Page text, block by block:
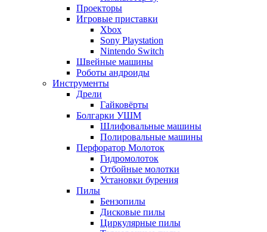
Проекторы
Игровые приставки
Xbox
Sony Playstation
Nintendo Switch
Швейные машины
Роботы андроиды
Инструменты
Дрели
Гайковёрты
Болгарки УШМ
Шлифовальные машины
Полировальные машины
Перфоратор Молоток
Гидромолоток
Отбойные молотки
Установки бурения
Пилы
Бензопилы
Дисковые пилы
Циркулярные пилы